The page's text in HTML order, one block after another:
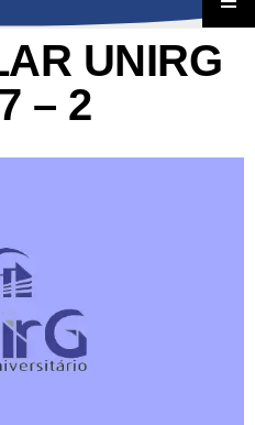
UNIRG
– 2